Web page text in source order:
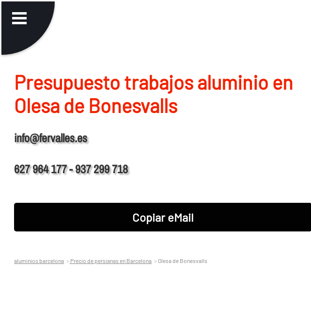
Presupuesto trabajos aluminio en
Olesa de Bonesvalls
info@fervalles.es
627 964 177 - 937 299 718
Copiar eMail
aluminios barcelona Precio de persianas en Barcelona Olesa de Bonesvalls